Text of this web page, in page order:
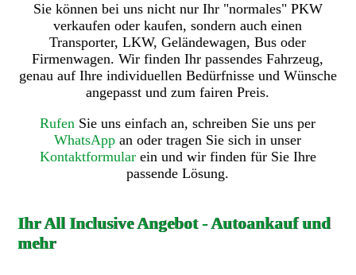
Sie können bei uns nicht nur Ihr "normales" PKW
verkaufen oder kaufen, sondern auch einen
Transporter, LKW, Geländewagen, Bus oder
Firmenwagen. Wir finden Ihr passendes Fahrzeug,
genau auf Ihre individuellen Bedürfnisse und Wünsche
angepasst und zum fairen Preis.
Rufen Sie uns einfach an, schreiben Sie uns per
WhatsApp an oder tragen Sie sich in unser
Kontaktformularein und wir finden für Sie Ihre
passende Lösung.
Ihr All Inclusive Angebot - Autoankauf und
mehr